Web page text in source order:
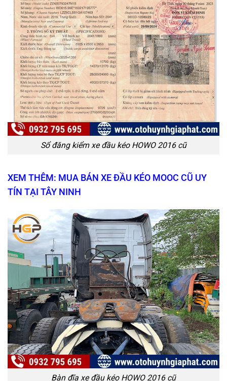
Sổ đăng kiểm xe đầu kéo HOWO 2016 cũ
XEM THÊM: MUA BÁN XE ĐẦU KÉO MOOC CŨ UY
TÍN TẠI TÂY NINH
Bàn đĩa xe đầu kéo HOWO 2016 cũ